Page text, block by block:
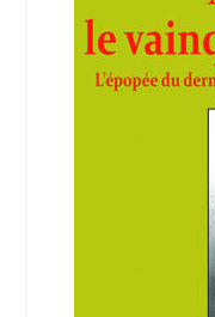
Login Customizer
Newsletter
Politique de
Soutien à Philippe